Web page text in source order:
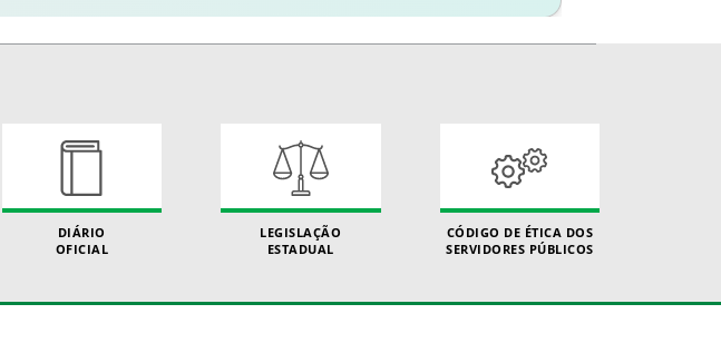
DIÁRIO
OFICIAL
LEGISLAÇÃO
ESTADUAL
CÓDIGO DE ÉTICA DOS
SERVIDORES PÚBLICOS